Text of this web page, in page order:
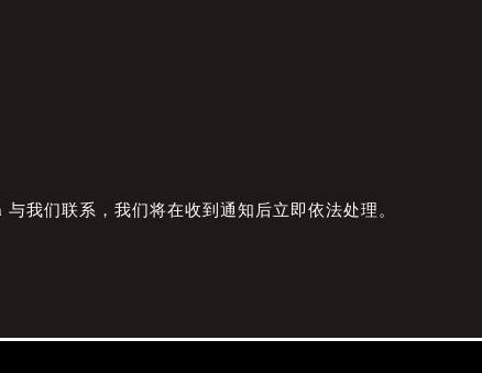
我们联系，我们将在收到通知后立即依法处理。